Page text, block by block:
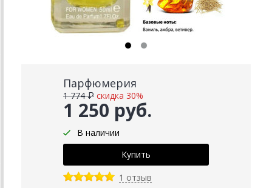
Парфюмерия
1 250 руб.
1 774 ₽ скидка 30%
В наличии
1 отзыв